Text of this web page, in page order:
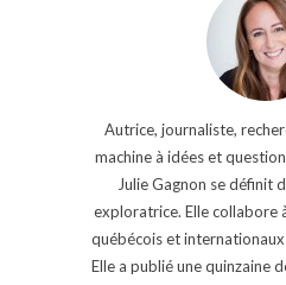
Autrice, journaliste,
machine à idées et
Julie Gagnon se définit
exploratrice. Elle collabore
québécois et
Elle a publié une quinzaine